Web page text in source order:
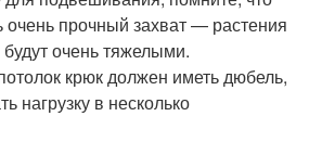
прочный захват — растения
очень тяжелыми.
крюк должен иметь дюбель,
нагрузку в несколько